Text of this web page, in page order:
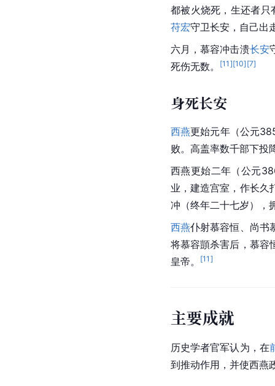
都被火烧死，生还者只
苻宏守卫长安，自己出
六月，慕容冲击溃长安
死伤无数。
[11 ][10] [7]
身死长安
西燕更始元年（公元
败。高盖率数千部下
西燕更始二年（公元
业，建造宫室，作长久
冲（终年二十七岁），
西燕仆射慕容恒、尚书
将慕容顗杀害后，慕容
皇帝。
[11 ]
主要成就
历史学者官军认为，在
到推动作用，并使西燕